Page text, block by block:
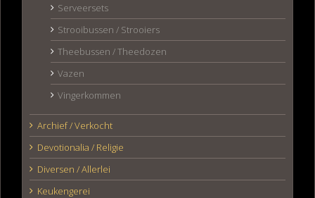
Serveersets
Strooibussen / Strooiers
Theebussen / Theedozen
Vazen
Vingerkommen
Archief / Verkocht
Devotionalia / Religie
Diversen / Allerlei
Keukengerei